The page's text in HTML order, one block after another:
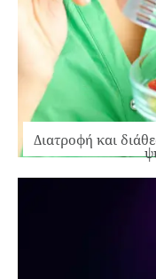
Διατροφή και